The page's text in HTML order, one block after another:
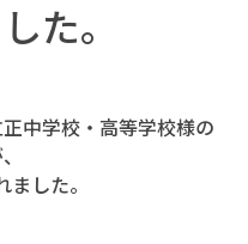
た。
中学校・高等学校様の
した。